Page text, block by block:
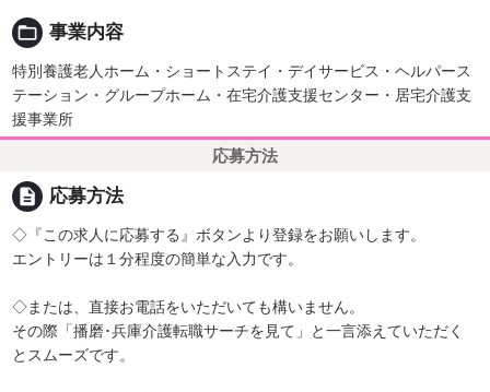
folder_open 事業内容
特別養護老人ホーム・ショートステイ・デイサービス・ヘルパース
テーション・グループホーム・在宅介護支援センター・居宅介護支
援事業所
応募方法
description 応募方法
◇『この求人に応募する』ボタンより登録をお願いします。
エントリーは１分程度の簡単な入力です。
◇または、直接お電話をいただいても構いません。
その際「播磨･兵庫介護転職サーチを見て」と一言添えていただく
とスムーズです。